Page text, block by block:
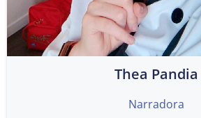
Thea Pandia
Narradora